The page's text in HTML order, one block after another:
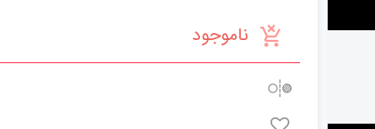
ناموجود